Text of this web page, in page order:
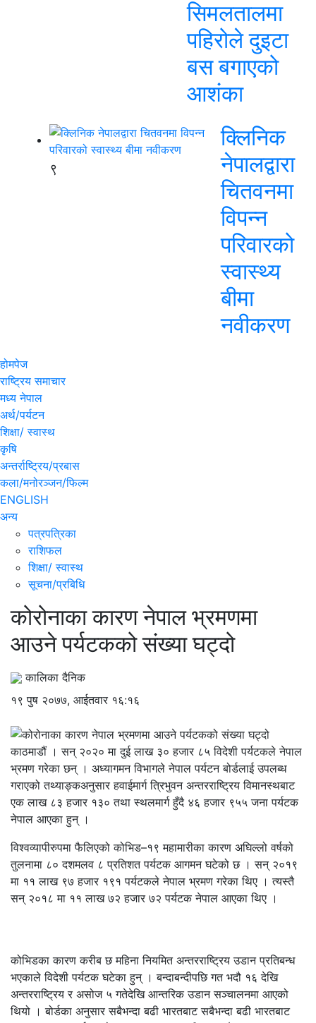
सिमलतालमा
पहिरोले दुइटा
बस बगाएको
आशंका
९
क्लिनिक
नेपालद्वारा
चितवनमा
विपन्न
परिवारको
स्वास्थ्य
बीमा
नवीकरण
होमपेज
राष्ट्रिय समाचार
मध्य नेपाल
अर्थ/पर्यटन
शिक्षा/ स्वास्थ
कृषि
अन्तर्राष्ट्रिय/प्रबास
कला/मनोरञ्जन/फिल्म
ENGLISH
अन्य
पत्रपत्रिका
राशिफल
शिक्षा/ स्वास्थ
सूचना/प्रबिधि
कोरोनाका कारण नेपाल भ्रमणमा
आउने पर्यटकको संख्या घट्दो
कालिका दैनिक
१९ पुष २०७७, आईतवार १६:१६
काठमाडौं । सन् २०२० मा दुई लाख ३० हजार ८५ विदेशी पर्यटकले नेपाल
भ्रमण गरेका छन् । अध्यागमन विभागले नेपाल पर्यटन बोर्डलाई उपलब्ध
गराएको तथ्याङ्कअनुसार हवाईमार्ग त्रिभुवन अन्तरराष्ट्रिय विमानस्थबाट
एक लाख ८३ हजार १३० तथा स्थलमार्ग हुँदै ४६ हजार ९५५ जना पर्यटक
नेपाल आएका हुन् ।
विश्वव्यापीरुपमा फैलिएको कोभिड–१९ महामारीका कारण अघिल्लो वर्षको
तुलनामा ८० दशमलव ८ प्रतिशत पर्यटक आगमन घटेको छ । सन् २०१९
मा ११ लाख ९७ हजार १९१ पर्यटकले नेपाल भ्रमण गरेका थिए । त्यस्तै
सन् २०१८ मा ११ लाख ७२ हजार ७२ पर्यटक नेपाल आएका थिए ।
कोभिडका कारण करीब छ महिना नियमित अन्तरराष्ट्रिय उडान प्रतिबन्ध
भएकाले विदेशी पर्यटक घटेका हुन् । बन्दाबन्दीपछि गत भदौ १६ देखि
अन्तरराष्ट्रिय र असोज ५ गतेदेखि आन्तरिक उडान सञ्चालनमा आएको
थियो । बोर्डका अनुसार सबैभन्दा बढी भारतबाट सबैभन्दा बढी भारतबाट